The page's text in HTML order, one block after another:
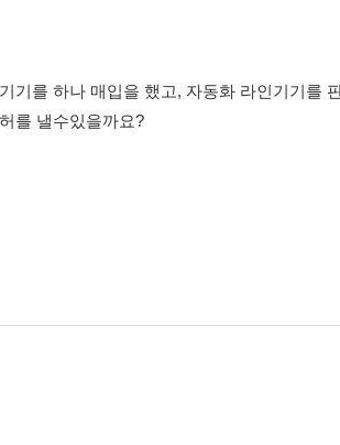
기를 하나 매입을 했고, 자동화 라인기기를
를 낼수있을까요?